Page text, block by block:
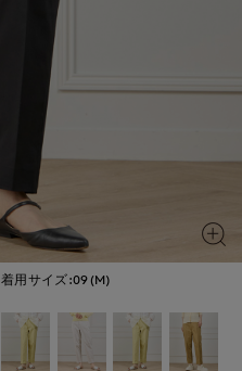
着用サイズ:09(M)